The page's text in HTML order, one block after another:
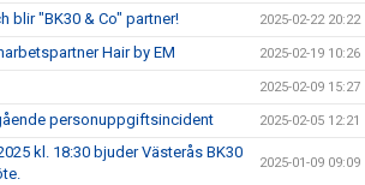
blir "BK30 & Co" partner! 2025-02-22 20:22
Hair by EM 2025-02-19 10:26
2025-02-09 15:27
personuppgiftsincident 2025-02-05 12:21
kl. 18:30 bjuder Västerås BK30
2025-01-09 09:09